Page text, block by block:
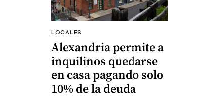
LOCALES
Alexandria permite a
inquilinos quedarse
en casa pagando solo
10% de la deuda